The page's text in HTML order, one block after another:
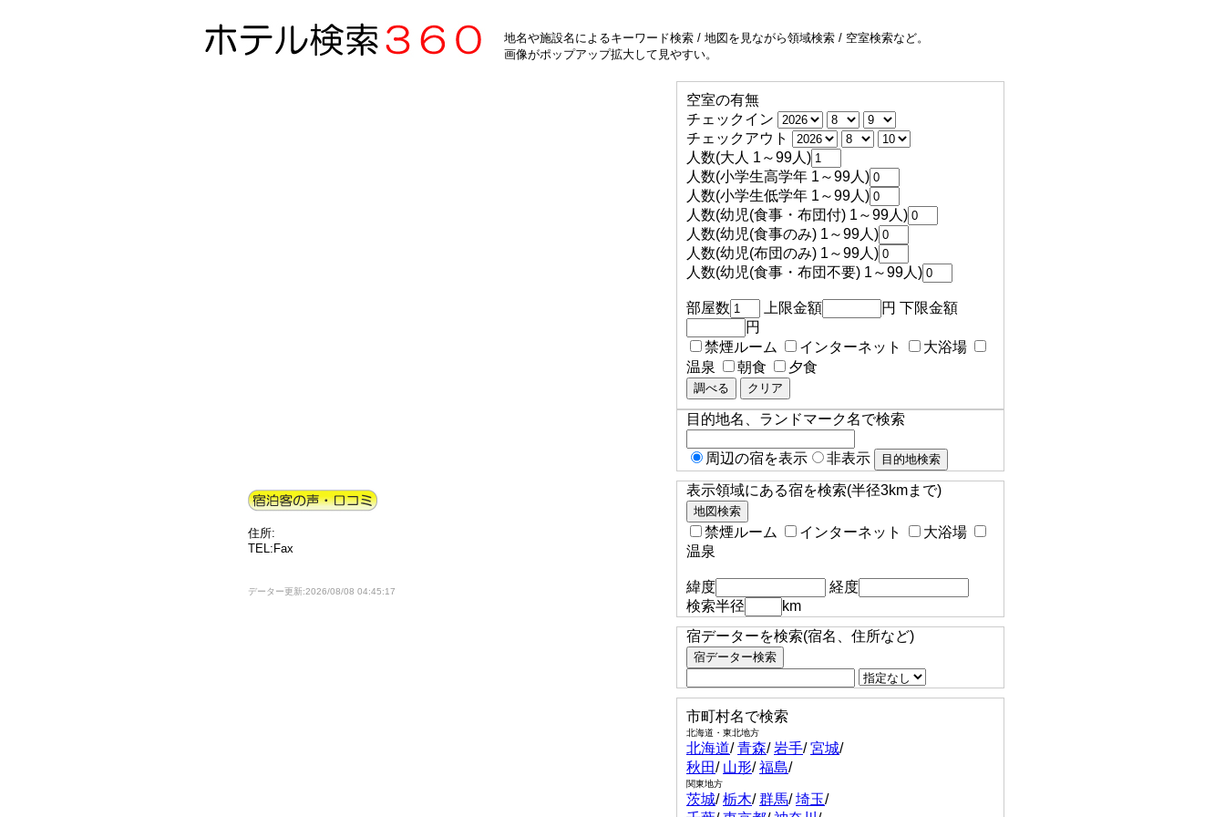
地名や施設名によるキーワード検索 / 地図を見ながら領域検索 / 空室検索など。
画像がポップアップ拡大して見やすい。
住所:
TEL:Fax
データー更新:2026/08/08 04:45:17
空室の有無
チェックイン
チェックアウト
人数(大人 1～99人)
人数(小学生高学年 1～99人)
人数(小学生低学年 1～99人)
人数(幼児(食事・布団付) 1～99人)
人数(幼児(食事のみ) 1～99人)
人数(幼児(布団のみ) 1～99人)
人数(幼児(食事・布団不要) 1～99人)
部屋数 上限金額
円 下限金額
円
禁煙ルーム
インターネット
大浴場
温泉
朝食 夕食
目的地名、ランドマーク名で検索
周辺の宿を表示 非表示
表示領域にある宿を検索(半径3kmまで)
禁煙ルーム インターネット
大浴場
温泉
緯度
経度
検索半径
km
宿データーを検索(宿名、住所など)
市町村名で検索
北海道・東北地方
北海道/青森/岩手/宮城/
秋田/ 山形/福島/
関東地方
茨城/栃木/群馬/埼玉/